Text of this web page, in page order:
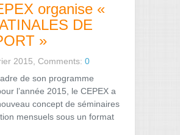
organise «
DE
»
2015, Comments: 0
de son programme
l’année 2015, le CEPEX a
concept de séminaires
mensuels sous un format